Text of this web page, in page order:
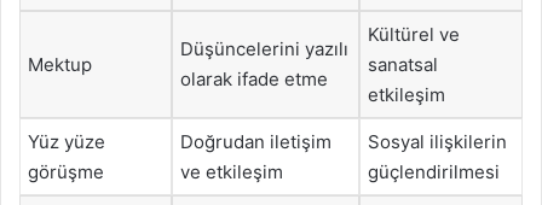
Mektup
Düşüncelerini yazılı
olarak ifade etme
Kültürel ve
sanatsal
etkileşim
Yüz yüze
görüşme
Doğrudan iletişim
ve etkileşim
Sosyal ilişkilerin
güçlendirilmesi